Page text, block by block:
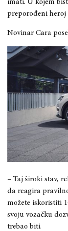
imati. U kojem
preporođeni heroj
Novinar Cara
– Taj široki stav,
da reagira
možete iskoristiti
svoju vozačku
trebao biti.